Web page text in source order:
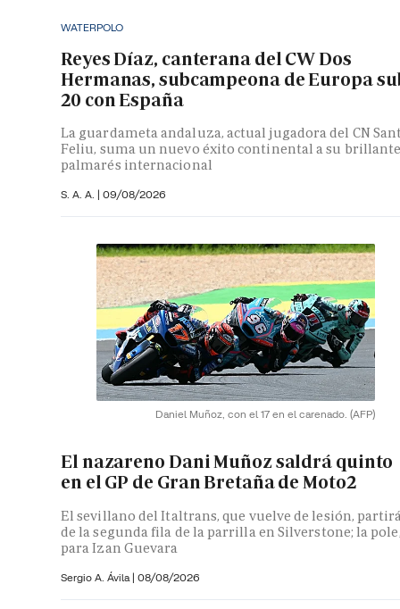
WATERPOLO
Reyes Díaz, canterana del CW Dos
Hermanas, subcampeona de Europa
20 con España
La guardameta andaluza, actual jugadora del CN
Feliu, suma un nuevo éxito continental a su
palmarés internacional
S. A. A. | 09/08/2026
Daniel Muñoz, con el 17 en el carenado. (AFP)
El nazareno Dani Muñoz saldrá quinto
en el GP de Gran Bretaña de Moto2
El sevillano del Italtrans, que vuelve de lesión,
de la segunda fila de la parrilla en Silverstone; la
para Izan Guevara
Sergio A. Ávila | 08/08/2026